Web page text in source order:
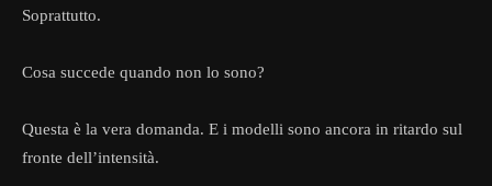
Soprattutto.
Cosa succede quando non lo sono?
Questa è la vera domanda. E i modelli sono ancora in ritardo sul
fronte dell’intensità.